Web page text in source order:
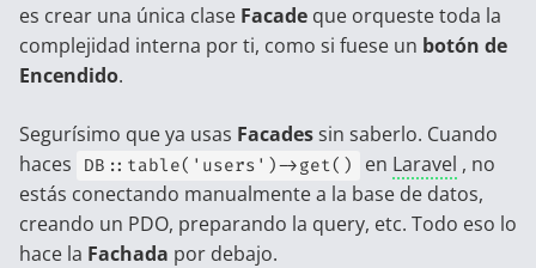
es crear una única clase Facade que orqueste toda la
complejidad interna por ti, como si fuese un botón de
Encendido.
Segurísimo que ya usas Facadessin saberlo. Cuando
haces
DB::table('users')->get() en Laravel , no
estás conectando manualmente a la base de datos,
creando un PDO, preparando la query, etc. Todo eso lo
hace la Fachada por debajo.